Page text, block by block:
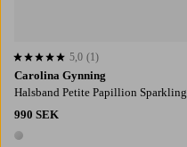
Carolina Gynning
Halsband Petite Papillion Sparkling
990 SEK
1 färg
5,0 baserat på 1 st betyg
5,0 (1)